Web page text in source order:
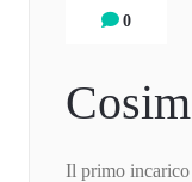
0
Il primo